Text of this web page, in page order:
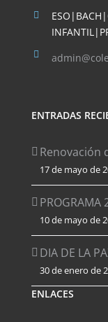
ENTRADAS
Renovación
17 de mayo de
PROGRAMA
10 de mayo de
DIA DE LA
30 de enero de
ENLACES